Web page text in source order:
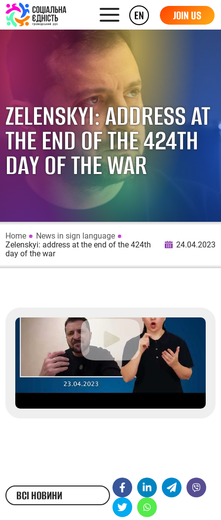
EN JOIN US
ZELENSKYI: ADDRESS AT
THE END OF THE 424TH
DAY OF THE WAR
Home
News in sign language
Zelenskyi: address at the end of the 424th
day of the war
24.04.2023
ВСІ НОВИНИ